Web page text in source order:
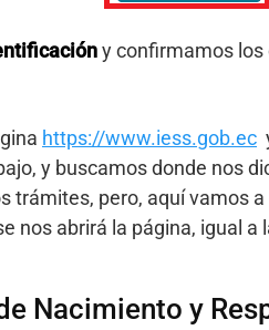
y confirmamos los
https://www.iess.gob.ec
y buscamos donde nos
trámites, pero, aquí vamos a
nos abrirá la página, igual
Nacimiento y